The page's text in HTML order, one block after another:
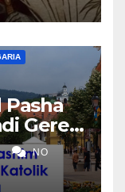
Pasha
Gereja
NO